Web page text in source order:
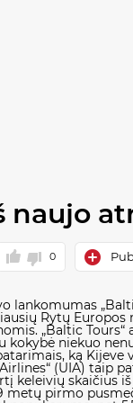
naujo
0
yra nutolusios viena nuo kitos, tuomet iš anksto suplanuokite jų eiliškumą ir transporto priemones. Kelionės tikslas gali būti ne vien architektūra, kultūra ir menas – verta išbandyti ir gastronominį turizmą bei numatyti sąrašą restoranėlių, kavinių ir kepyklėlių, kur užsukti gardžios kakavos, burnoje tirpstančių bandelių arba tradicinio Kijevo kotleto. Gatvių ir gatvelių labirintai „Visas Kijevas yra spalvingas miestas, kuriame gatvės ir gatvelės yra gražios ir skirtingos, nei vienoje iš jų nerasite vienodo pastato. Viešint Kijeve ypač rekomenduojama pasivaikščioti po gatveles aplink Kiiev Pechersk Lavra. Gatvelės persipynusios su miesto istorija, o po jomis yra pasislėpusios katakombos ir kitos įdomybės. Pavyzdžiui, kylant nuo Maidano aikštės link princesės Olgos paminklo ant vieno namo sienos galima rasti lietuvės Eglės Žvirblytės piešinį“, – pasakoja kelionių ekspertė. Sunku aplenkti pagrindinę miesto gatvę Chresčatik. Joje įsikūrusios valdžios įstaigos, įvairios organizacijos, biurai. Keliaujant šia gatve galima ne tik susipažinti su istoriniais statiniais ir pasigrožėti fontanais, tačiau ir apsipirkti. Tik neapsigaukite, tai yra vieta, kur pirkiniai nebus pigūs, prieš dešimtmetį Chresčatik gatvė net pateko į 20-ies brangiausių prekybinių Europos gatvių sąrašą.